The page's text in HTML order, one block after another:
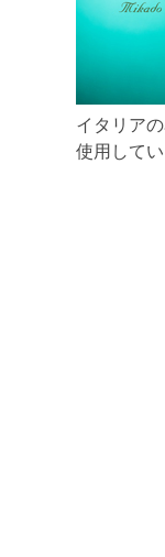
イタリア
使用して